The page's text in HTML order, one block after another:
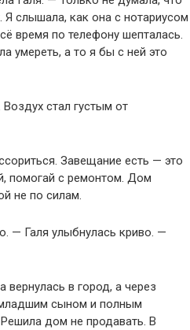
слышала, как она с нотариусом
время по телефону шепталась.
умереть, а то я бы с ней это
стал густым от
Завещание есть — это
помогай с ремонтом. Дом
не по силам.
— Галя улыбнулась криво. —
в город, а через
сыном и полным
дом не продавать. В